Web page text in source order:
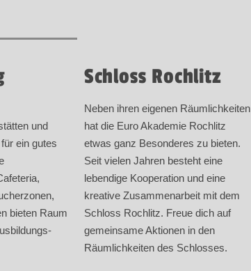
und
ein gutes
bieten Raum
Schloss Rochlitz
Neben ihren eigenen Räumlichkeiten
hat die Euro Akademie Rochlitz
etwas ganz Besonderes zu bieten.
Seit vielen Jahren besteht eine
lebendige Kooperation und eine
kreative Zusammenarbeit mit dem
Schloss Rochlitz. Freue dich auf
gemeinsame Aktionen in den
Räumlichkeiten des Schlosses.